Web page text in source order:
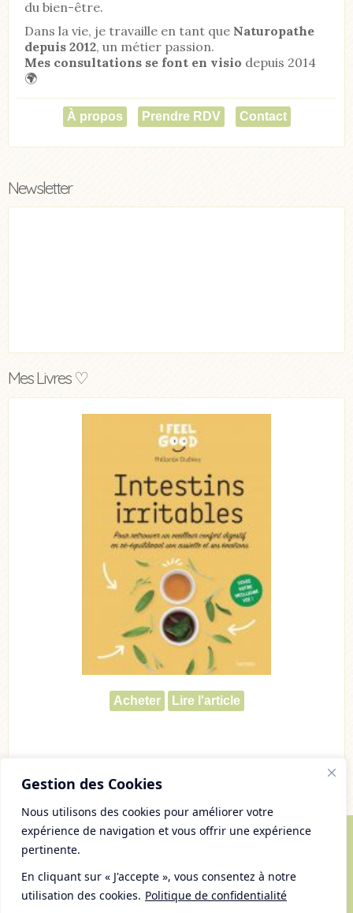
Gestion des Cookies
Nous utilisons des cookies pour améliorer votre
expérience de navigation et vous offrir une expérience
pertinente.
En cliquant sur « J'accepte », vous consentez à notre
utilisation des cookies. Politique de confidentialité
du bien-être.
Dans la vie, je travaille en tant que Naturopathe
depuis 2012, un métier passion.
Mes consultations se font en visio depuis 2014
🌍
À propos Prendre RDV Contact
Newsletter
Mes Livres ♡
Acheter Lire l'article
Tous droits réservés
Mentions Légales et gestion des cookies
Plan du Site